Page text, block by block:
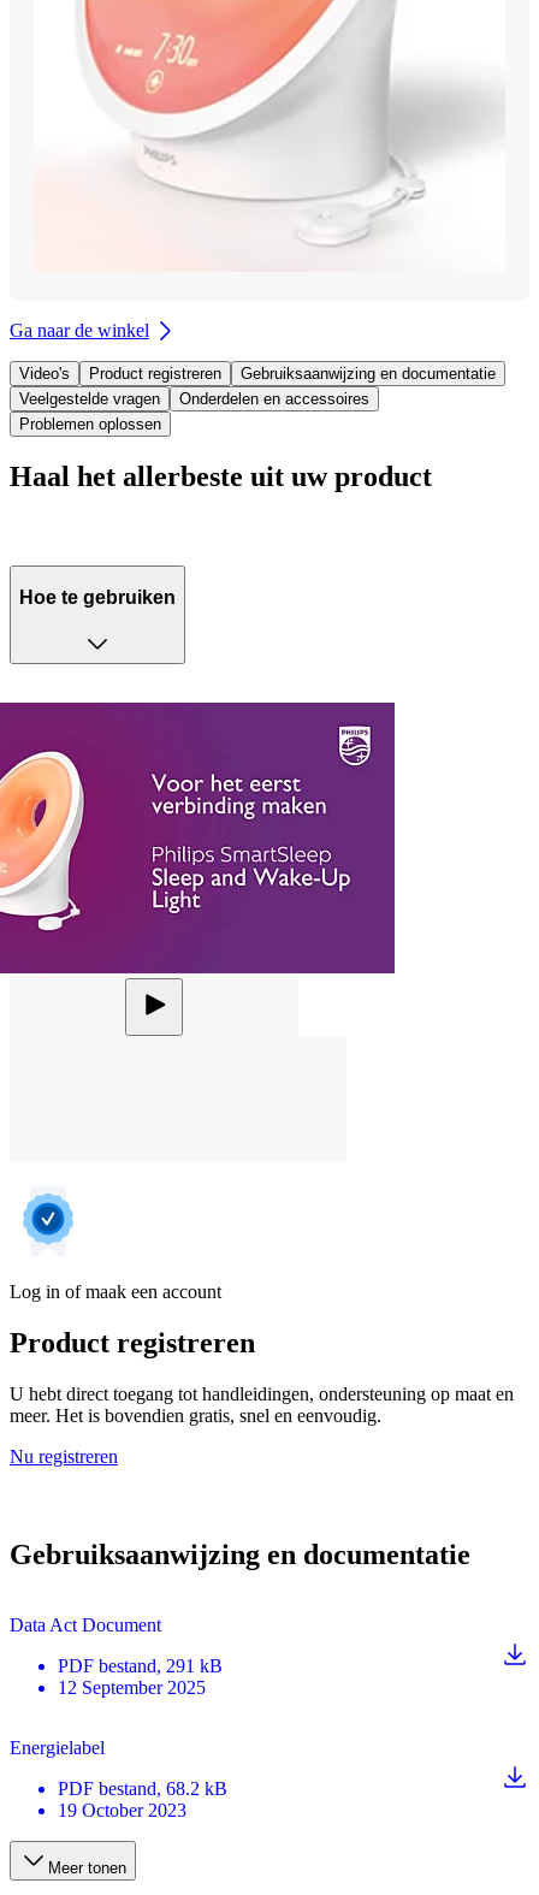
Ga naar de winkel
Video's Product registreren
Gebruiksaanwijzing en documentatie
Veelgestelde vragen
Onderdelen en accessoires
Problemen oplossen
Haal het allerbeste uit uw product
Hoe te gebruiken
Log in of maak een account
Product registreren
U hebt direct toegang tot handleidingen, ondersteuning op maat en
meer. Het is bovendien gratis, snel en eenvoudig.
Nu registreren
Gebruiksaanwijzing en documentatie
Data Act Document
PDF bestand, 291 kB
12 September 2025
Energielabel
PDF bestand, 68.2 kB
19 October 2023
Meer tonen